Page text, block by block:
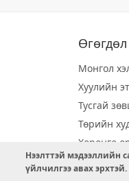
Өгөгдөл
Монгол
Хуулийн
Тусгай
Төрийн
Хөрөнгө
Орон
Нээлттэй мэдээллийн
үйлчилгээ авах эрхтэй.